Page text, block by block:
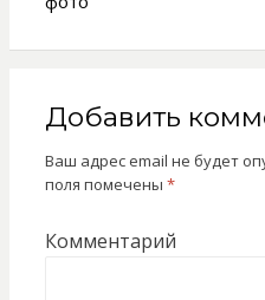
Добавить
Ваш адрес email не будет
поля помечены *
Комментарий